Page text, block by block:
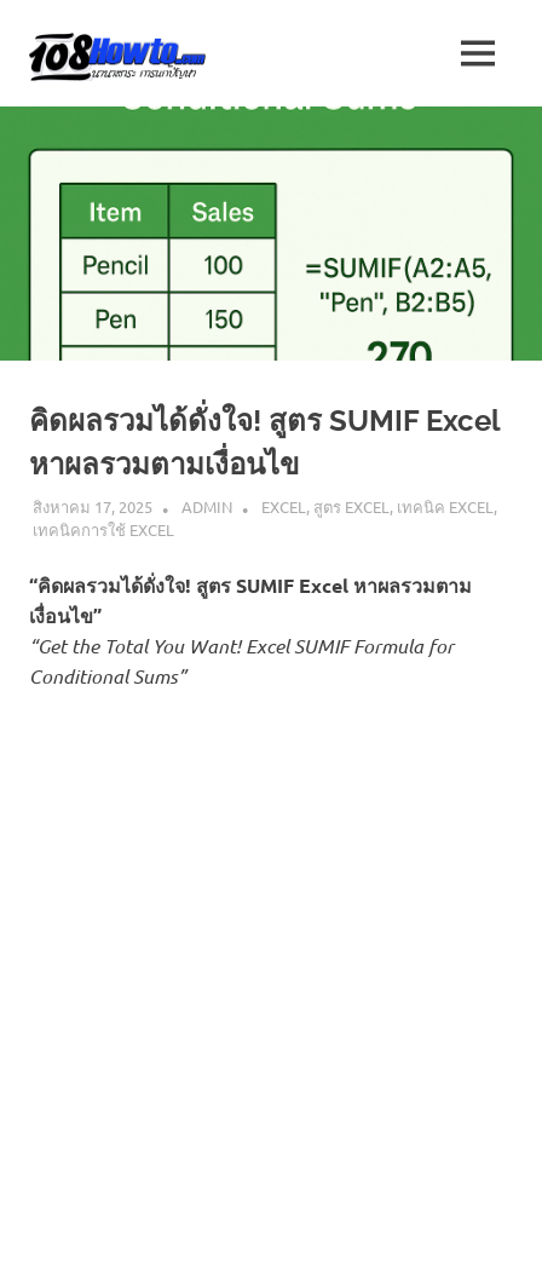
content
HOW
TO
นานา
สาระ
น่า
รู้
อื่นๆ
มากมาย
MENU
คิดผลรวมได้ดั่งใจ! สูตร SUMIF Excel
หาผลรวมตามเงื่อนไข
สิงหาคม 17, 2025 ADMIN EXCEL , สูตร EXCEL , เทคนิค EXCEL ,
เทคนิคการใช้ EXCEL
“คิดผลรวมได้ดั่งใจ! สูตร SUMIF Excel หาผลรวมตาม
เงื่อนไข”
“Get the Total You Want! Excel SUMIF Formula for
Conditional Sums”